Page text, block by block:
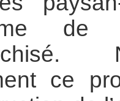
de
ce